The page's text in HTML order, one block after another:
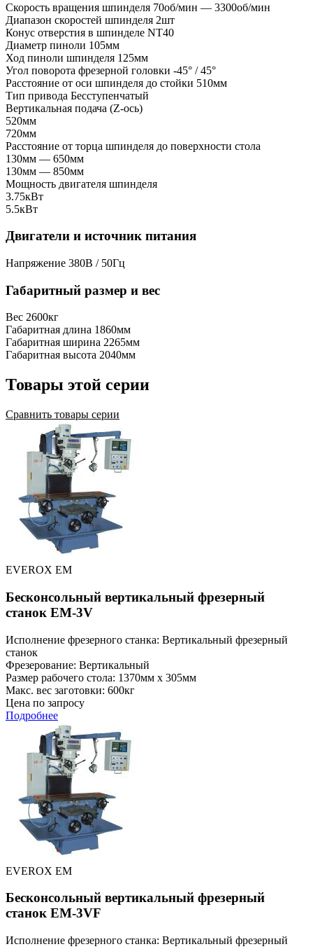
Скорость вращения шпинделя 70об/мин — 3300об/мин
Диапазон скоростей шпинделя 2шт
Конус отверстия в шпинделе NT40
Диаметр пиноли 105мм
Ход пиноли шпинделя 125мм
Угол поворота фрезерной головки -45° / 45°
Расстояние от оси шпинделя до стойки 510мм
Тип привода Бесступенчатый
Вертикальная подача (Z-ось)
520мм
720мм
Расстояние от торца шпинделя до поверхности стола
130мм — 650мм
130мм — 850мм
Мощность двигателя шпинделя
3.75кВт
5.5кВт
Двигатели и источник питания
Напряжение 380В / 50Гц
Габаритный размер и вес
Вес 2600кг
Габаритная длина 1860мм
Габаритная ширина 2265мм
Габаритная высота 2040мм
Товары этой серии
Сравнить товары серии
EVEROX EM
Бесконсольный вертикальный фрезерный
станок EM-3V
Исполнение фрезерного станка: Вертикальный фрезерный
станок
Фрезерование: Вертикальный
Размер рабочего стола: 1370мм x 305мм
Макс. вес заготовки: 600кг
Цена по запросу
Подробнее
EVEROX EM
Бесконсольный вертикальный фрезерный
станок EM-3VF
Исполнение фрезерного станка: Вертикальный фрезерный